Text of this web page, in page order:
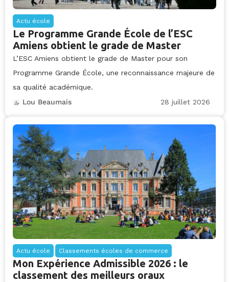
Actu école
Le Programme Grande École de l’ESC
Amiens obtient le grade de Master
L’ESC Amiens obtient le grade de Master pour son
Programme Grande École, une reconnaissance majeure de
sa qualité académique.
Lou Beaumais
28 juillet 2026
Actu école Classements écoles de commerce
Mon Expérience Admissible 2026 : le
classement des meilleurs oraux